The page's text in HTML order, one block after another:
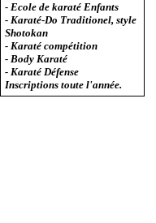
- Ecole de karaté Enfants
- Karaté-Do Traditionel, style
Shotokan
- Karaté compétition
- Body Karaté
- Karaté Défense
Inscriptions toute l'année.